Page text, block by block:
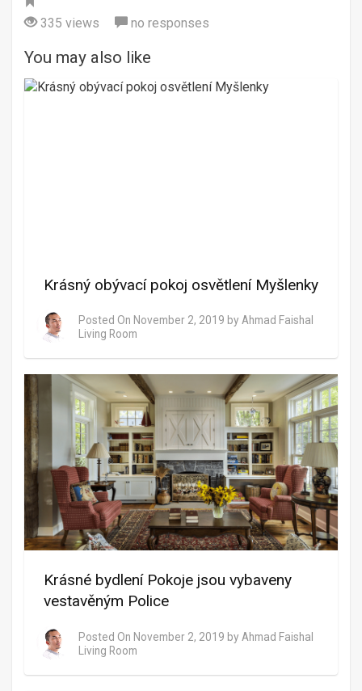
335 views
no responses
You may also like
Krásný obývací pokoj osvětlení Myšlenky
Posted On November 2, 2019 by Ahmad Faishal
Living Room
Krásné bydlení Pokoje jsou vybaveny
vestavěným Police
Posted On November 2, 2019 by Ahmad Faishal
Living Room